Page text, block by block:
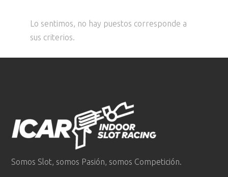
Lo sentimos, no hay puestos corresponde a
sus criterios.
Somos Slot, somos Pasión, somos Competición.